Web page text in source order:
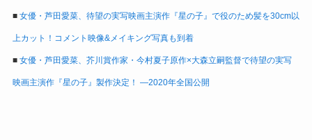
■ 女優・芦田愛菜、待望の実写映画主演作『星の子』で役のため髪を30cm以
上カット！コメント映像&メイキング写真も到着
■ 女優・芦田愛菜、芥川賞作家・今村夏子原作×大森立嗣監督で待望の実写
映画主演作『星の子』製作決定！ ―2020年全国公開